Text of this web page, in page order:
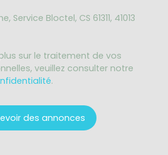
Service Bloctel, CS 61311, 41013
sur le traitement de vos
veuillez consulter notre
.
des annonces